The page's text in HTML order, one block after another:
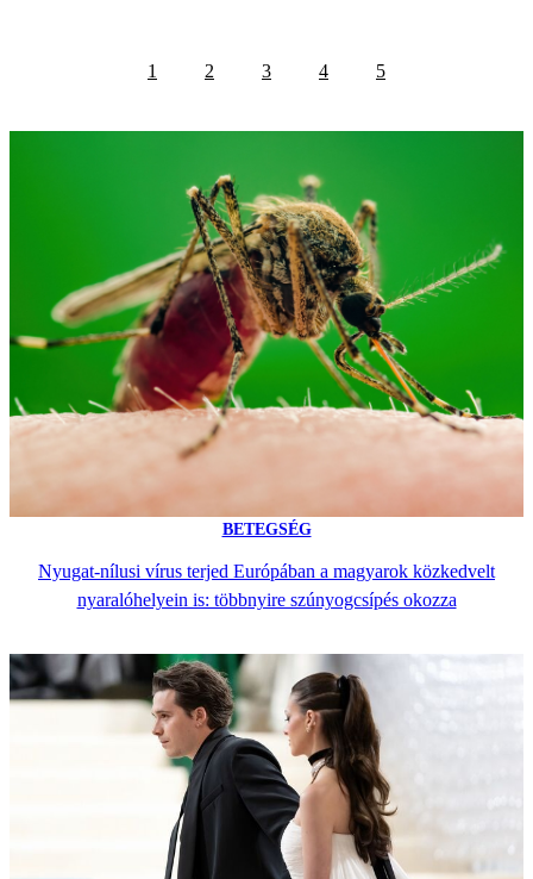
1 2 3 4 5
BETEGSÉG
Nyugat-nílusi vírus terjed Európában a magyarok közkedvelt
nyaralóhelyein is: többnyire szúnyogcsípés okozza